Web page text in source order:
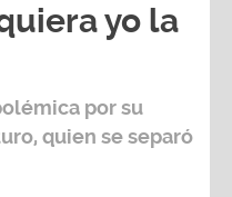
yo la
por su
, quien se separó